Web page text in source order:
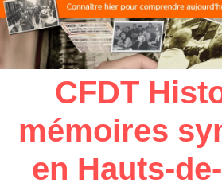
CFDT
mémoires
en Hauts-